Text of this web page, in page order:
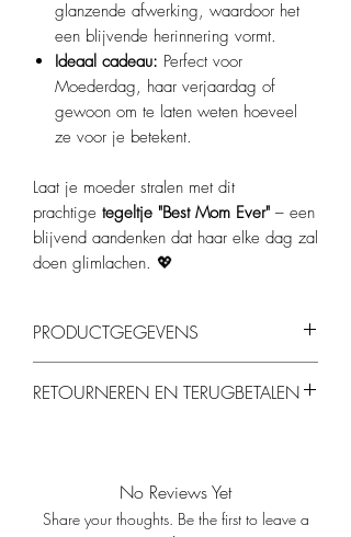
glanzende afwerking, waardoor het
een blijvende herinnering vormt.
Ideaal cadeau: Perfect voor
Moederdag, haar verjaardag of
gewoon om te laten weten hoeveel
ze voor je betekent.
Laat je moeder stralen met dit
prachtige tegeltje "Best Mom Ever" – een
blijvend aandenken dat haar elke dag zal
doen glimlachen. 💖
PRODUCTGEGEVENS
Afwerking:Glanzend tegeltje.
tegeltje neer te zetten.
RETOURNEREN EN TERUGBETALEN
producten kunnen helaas niet worden
geretourneerd.
No Reviews Yet
Share your thoughts. Be the first to leave a